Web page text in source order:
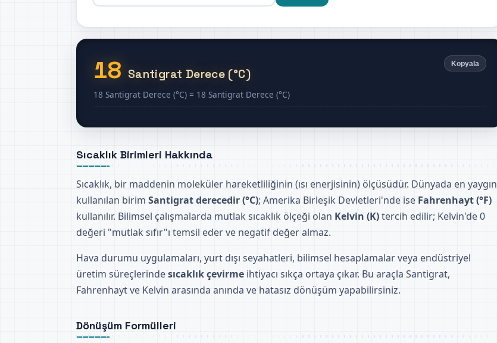
Kopyala
18 Santigrat Derece (°C)
18 Santigrat Derece (°C) = 18 Santigrat Derece (°C)
Sıcaklık Birimleri Hakkında
Sıcaklık, bir maddenin moleküler hareketliliğinin (ısı enerjisinin) ölçüsüdür. Dünyada en yaygın
kullanılan birim Santigrat derecedir (°C); Amerika Birleşik Devletleri'nde ise Fahrenhayt (°F)
kullanılır. Bilimsel çalışmalarda mutlak sıcaklık ölçeği olan Kelvin (K)tercih edilir; Kelvin'de 0
değeri "mutlak sıfır"ı temsil eder ve negatif değer almaz.
Hava durumu uygulamaları, yurt dışı seyahatleri, bilimsel hesaplamalar veya endüstriyel
üretim süreçlerindesıcaklık çevirme ihtiyacı sıkça ortaya çıkar. Bu araçla Santigrat,
Fahrenhayt ve Kelvin arasında anında ve hatasız dönüşüm yapabilirsiniz.
Dönüşüm Formülleri